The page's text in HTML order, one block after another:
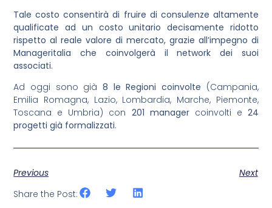
Tale costo consentirà di fruire di consulenze altamente
qualificate ad un costo unitario decisamente ridotto
rispetto al reale valore di mercato, grazie all’impegno di
Manageritalia che coinvolgerà il network dei suoi
associati.
Ad oggi sono già 8 le Regioni coinvolte (Campania,
Emilia Romagna, Lazio, Lombardia, Marche, Piemonte,
Toscana e Umbria) con 201 managercoinvolti e 24
progetti già formalizzati.
Previous
Next
Share the Post: